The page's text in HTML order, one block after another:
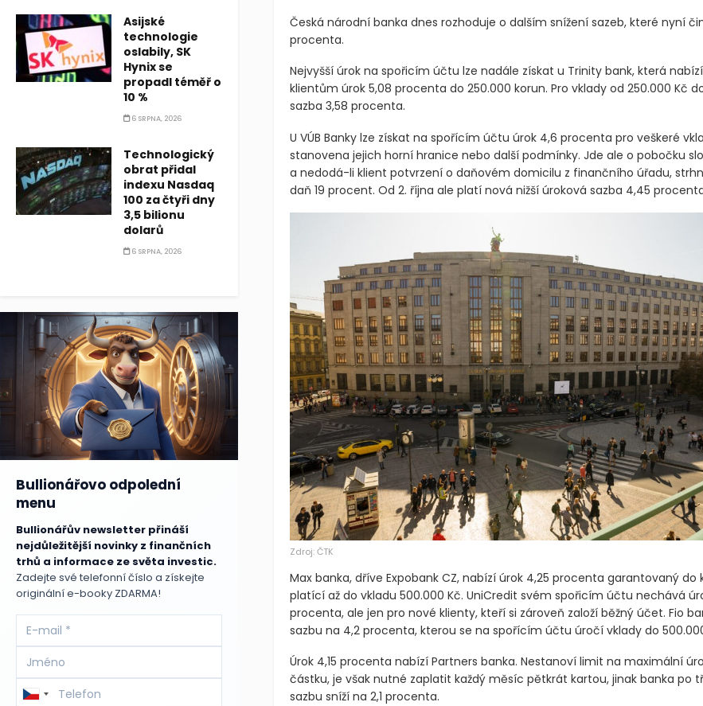
Česká národní banka dnes rozhoduje o dalším snížení sazeb, které nyní
procenta.
Nejvyšší úrok na spořicím účtu lze nadále získat u Trinity bank, která
klientům úrok 5,08 procenta do 250.000 korun. Pro vklady od 250.000 Kč
sazba 3,58 procenta.
U VÚB Banky lze získat na spořícím účtu úrok 4,6 procenta pro veškeré
stanovena jejich horní hranice nebo další podmínky. Jde ale o pobočku
a nedodá-li klient potvrzení o daňovém domicilu z finančního úřadu,
daň 19 procent. Od 2. října ale platí nová nižší úroková sazba 4,45
Zdroj: ČTK
Max banka, dříve Expobank CZ, nabízí úrok 4,25 procenta garantovaný do
platící až do vkladu 500.000 Kč. UniCredit svém spořicím účtu nechává
procenta, ale jen pro nové klienty, kteří si zároveň založí běžný účet. Fio
sazbu na 4,2 procenta, kterou se na spořícím účtu úročí vklady do
Úrok 4,15 procenta nabízí Partners banka. Nestanoví limit na maximální
částku, je však nutné zaplatit každý měsíc pětkrát kartou, jinak banka po
sazbu sníží na 2,1 procenta.
Asijské
technologie
oslabily, SK
Hynix se
propadl téměř o
10 %
6 SRPNA, 2026
Technologický
obrat přidal
indexu Nasdaq
100 za čtyři dny
3,5 bilionu
dolarů
6 SRPNA, 2026
Bullionářovo odpolední
menu
Bullionářův newsletter přináší
nejdůležitější novinky z finančních
trhů a informace ze světa investic.
Zadejte své telefonní číslo a získejte
originální e-booky ZDARMA!